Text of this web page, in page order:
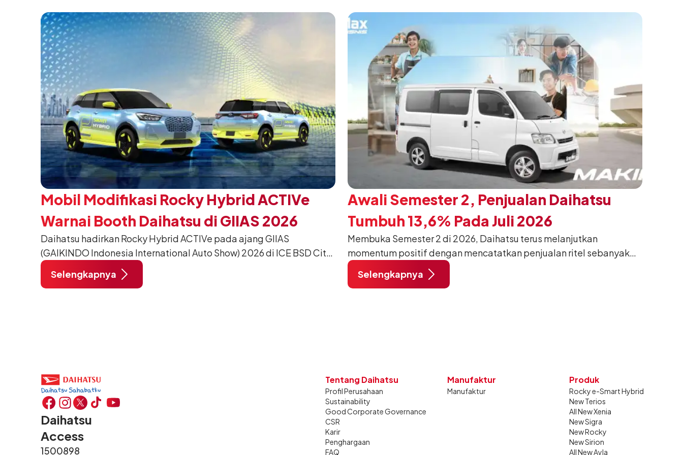
pada 5 Agustus 2026.
mengubah karakter tangguh yang telah menjadi ciri khas Terios.
Mobil Modifikasi Rocky Hybrid ACTIVe
Warnai Booth Daihatsu di GIIAS 2026
Daihatsu hadirkan Rocky Hybrid ACTIVe pada ajang GIIAS
(GAIKINDO Indonesia International Auto Show) 2026 di ICE BSD City,
Tangerang. Terdapat 2 unit Rocky Hybrid yang dimodifikasi untuk
menghadirkan sarana inspirasi bagi pengunjung mendukung gaya
Selengkapnya
Awali Semester 2, Penjualan Daihatsu
Tumbuh 13,6% Pada Juli 2026
Membuka Semester 2 di 2026, Daihatsu terus melanjutkan
momentum positif dengan mencatatkan penjualan ritel sebanyak
12.750 unit pada Juli 2026. Capaian tersebut tumbuh 13,6%
dibandingkan periode yang sama tahun lalu sebanyak 11.220 unit,
Selengkapnya
Daihatsu
Access
1500898
Tentang Daihatsu
Profil Perusahaan
Sustainability
Good Corporate Governance
CSR
Karir
Penghargaan
FAQ
Manufaktur
Manufaktur
Produk
Rocky e-Smart Hybrid
New Terios
All New Xenia
New Sigra
New Rocky
New Sirion
All New Ayla